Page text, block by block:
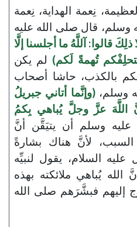
نِعمة الهداية، نِعمة
وسلم، قال صلى الله عليه
قالوا: آللَّهُ ما أجلسنا إلَّا
تُهمةً لَكم) لم يكن
بالكذب، حاشا أصحاب
وسلم،(وإنَّما أتاني جبريلُ
اللَّهَ عزَّ وجلَّ يُباهي بِكمُ
عليه وسلم أن يتيَقَّن أنَّ
لأنَّ هناك بشارةً
السلام، يقول لنبيِّه
يُباهي ملائكته بهذه
إليهم فبشَّرَهم صلى الله